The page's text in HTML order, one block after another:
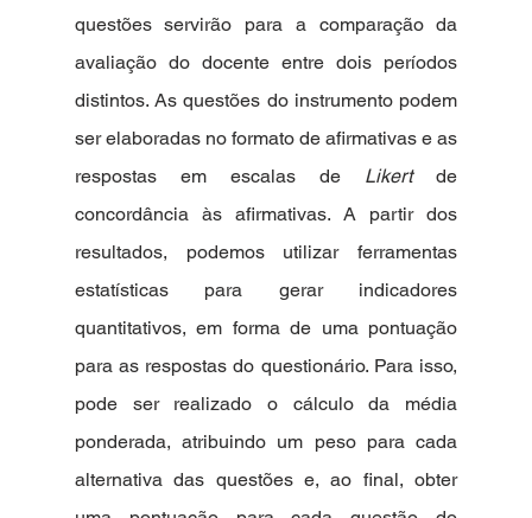
questões servirão para a comparação da
avaliação do docente entre dois períodos
distintos. As questões do instrumento podem
ser elaboradas no formato de afirmativas e as
respostas em escalas de Likert de
concordância às afirmativas.
A partir dos
resultados, podemos utilizar ferramentas
estatísticas para gerar indicadores
quantitativos, em forma de uma pontuação
para as respostas do questionário. Para isso,
pode ser realizado o cálculo da média
ponderada, atribuindo um peso para cada
alternativa das questões e, ao final, obter